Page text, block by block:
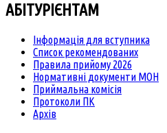
АБІТУРІЄНТАМ
Інформація для вступника
Список рекомендованих
Правила прийому 2026
Нормативні документи МОН
Приймальна комісія
Протоколи ПК
Архів